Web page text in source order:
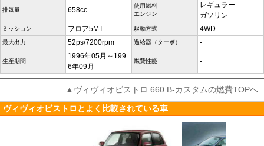
排気量 658cc
使用燃料
エンジン
レギュラー
ガソリン
ミッション フロア5MT 駆動方式 4WD
最大出力 52ps/7200rpm 過給器（ターボ） -
生産期間
1996年05月～199
6年09月
燃費性能 -
▲ヴィヴィオビストロ 660 B-カスタムの燃費TOPへ
ヴィヴィオビストロとよく比較されている車